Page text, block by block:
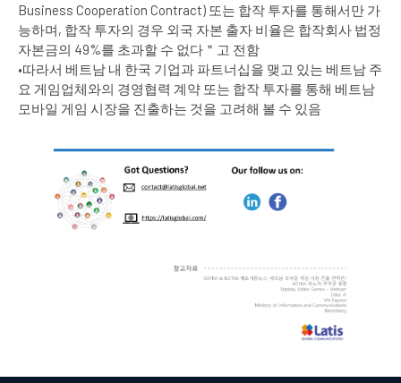
Business Cooperation Contract) 또는 합작 투자를 통해서만 가
능하며, 합작 투자의 경우 외국 자본 출자 비율은 합작회사 법정
자본금의 49%를 초과할 수 없다＂고 전함
•따라서 베트남 내 한국 기업과 파트너십을 맺고 있는 베트남 주
요 게임업체와의 경영협력 계약 또는 합작 투자를 통해 베트남
모바일 게임 시장을 진출하는 것을 고려해 볼 수 있음